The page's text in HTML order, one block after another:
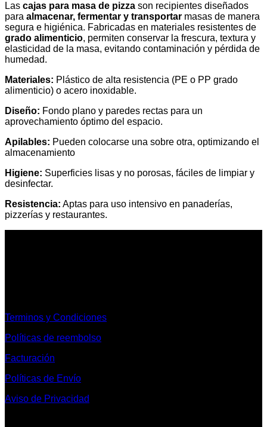
Las cajas para masa de pizza son recipientes diseñados
para almacenar, fermentar y transportar masas de manera
segura e higiénica. Fabricadas en materiales resistentes de
grado alimenticio, permiten conservar la frescura, textura y
elasticidad de la masa, evitando contaminación y pérdida de
humedad.
Materiales: Plástico de alta resistencia (PE o PP grado
alimenticio) o acero inoxidable.
Diseño: Fondo plano y paredes rectas para un
aprovechamiento óptimo del espacio.
Apilables: Pueden colocarse una sobre otra, optimizando el
almacenamiento
Higiene: Superficies lisas y no porosas, fáciles de limpiar y
desinfectar.
Resistencia: Aptas para uso intensivo en panaderías,
pizzerías y restaurantes.
Terminos y Condiciones
Políticas de reembolso
Facturación
Políticas de Envío
Aviso de Privacidad